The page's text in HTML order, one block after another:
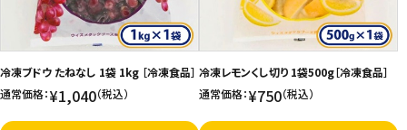
冷凍ブドウ たねなし 1袋 1kg ［冷凍食品］
通常価格：¥1,040（税込）
冷凍レモンくし切り 1袋500g［冷凍食品］
通常価格：¥750（税込）